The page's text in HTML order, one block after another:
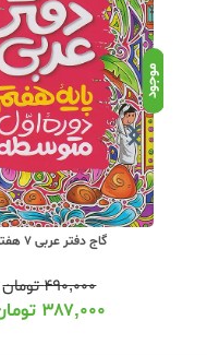
موجود
مهروماه لقمه عربی 7 هفتم (جیبی)
۲۹۰,۰۰۰تومان
۲۲۹,۰۰۰